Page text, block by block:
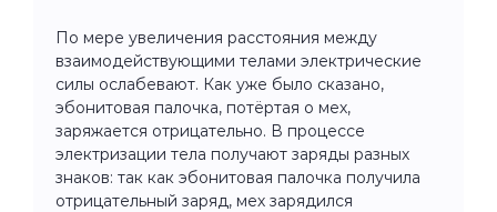
По мере увеличения расстояния между
взаимодействующими телами электрические
силы ослабевают. Как уже было сказано,
эбонитовая палочка, потёртая о мех,
заряжается отрицательно. В процессе
электризации тела получают заряды разных
знаков: так как эбонитовая палочка получила
отрицательный заряд, мех зарядился